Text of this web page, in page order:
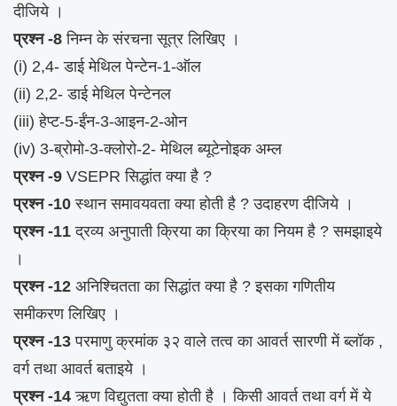
दीजिये ।
प्रश्न -8 निम्न के संरचना सूत्र लिखिए ।
(i) 2,4- डाई मेथिल पेन्टेन-1-ऑल
(ii) 2,2- डाई मेथिल पेन्टेनल
(iii) हेप्ट-5-ईंन-3-आइन-2-ओन
(iv) 3-ब्रोमो-3-क्लोरो-2- मेथिल ब्यूटेनोइक अम्ल
प्रश्न -9 VSEPR सिद्धांत क्या है ?
प्रश्न -10 स्थान समावयवता क्या होती है ? उदाहरण दीजिये ।
प्रश्न -11 द्रव्य अनुपाती क्रिया का क्रिया का नियम है ? समझाइये
।
प्रश्न -12 अनिश्चितता का सिद्धांत क्या है ? इसका गणितीय
समीकरण लिखिए ।
प्रश्न -13 परमाणु क्रमांक ३२ वाले तत्व का आवर्त सारणी में ब्लॉक ,
वर्ग तथा आवर्त बताइये ।
प्रश्न -14 ऋण विद्युतता क्या होती है । किसी आवर्त तथा वर्ग में ये